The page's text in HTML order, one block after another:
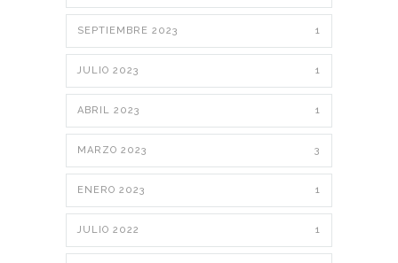
SEPTIEMBRE 2023 1
JULIO 2023 1
ABRIL 2023 1
MARZO 2023 3
ENERO 2023 1
JULIO 2022 1